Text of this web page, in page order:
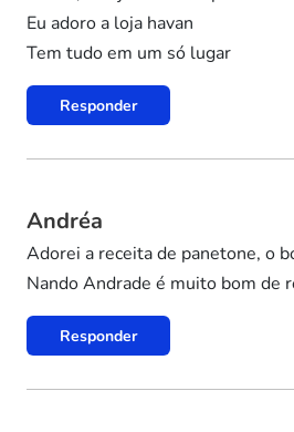
Eu adoro a loja havan
Tem tudo em um só lugar
Responder
Andréa
Adorei a receita de panetone, o
Nando Andrade é muito bom de
Responder